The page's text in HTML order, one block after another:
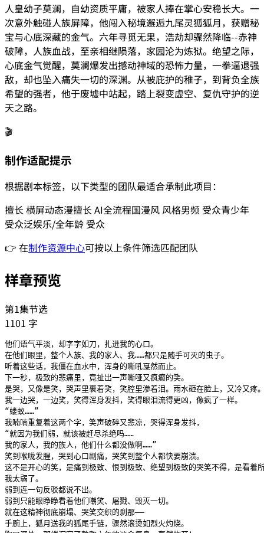
人皇幼子莫澜，自幼资质平庸，被家人捧在掌心安稳长大。一
次意外触碰人族屏障，他闯入秘境邂逅九尾灵狐狐月，获赠秘
宝与心底深藏的金气。六年寻觅无果，浩劫却骤然降临--赤神
破障，人族血战，至亲相继陨落，家园沦为炼狱。绝望之际，
心底金气觉醒，莫澜爆发出撼动神域的恐怖力量，一拳逼退强
敌，却也坠入痛失一切的深渊。从被庇护的稚子，到背负全族
希望的强者，他于废墟中站起，踏上裂变虚空、复仇守护的逆
天之路。
🎬
制作适配提示
根据剧本标签，以下类型的团队最适合承制此项目：
擅长横屏动态漫擅长AI全流程国漫风 风格男频 受众青少年
受众泛娱乐/全年龄 受众
👉 在制作资源中心可按以上条件筛选匹配团队
样章预览
第1集节选
1101 字
他们语气平淡，却字字如刀，扎进我的心口。
在他们眼里，整个人族、我的家人、我……都只是随手可灭的虫子。
听着这些话，我僵在血水中，浑身的嘶吼戛然而止。
下一秒，极致的悲痛里，竟扯出一声嘶哑又疯癫的笑。
是哭，又像是笑，哭声里裹着笑，笑腔里渗着泪。雨水砸在脸上，又冷又疼
我一边哭，一边笑，笑得浑身发抖，笑得眼泪流得更凶，像疯了一样。
“蝼蚁……”
我喃喃重复着这两个字，笑声破碎又悲凉，哭得浑身发抖，
“就因为我们弱，就该被赶尽杀绝吗……
我的家人，我的族人，他们什么都没做啊……”
笑到喉咙发腥，哭到心口剧痛，哭笑到整个人都快要崩溃。
这不是开心的笑，是痛到极致、恨到极致、绝望到极致的哭笑不得，是看着
我太弱了。
弱到连一句反驳都说不出。
弱到只能眼睁睁看着他们嘲笑、屠戮、毁灭一切。
就在这精神彻底崩塌、哭笑交织的刹那——
手腕上，狐月送我的狐尾手链，骤然滚烫如烈火灼烧。